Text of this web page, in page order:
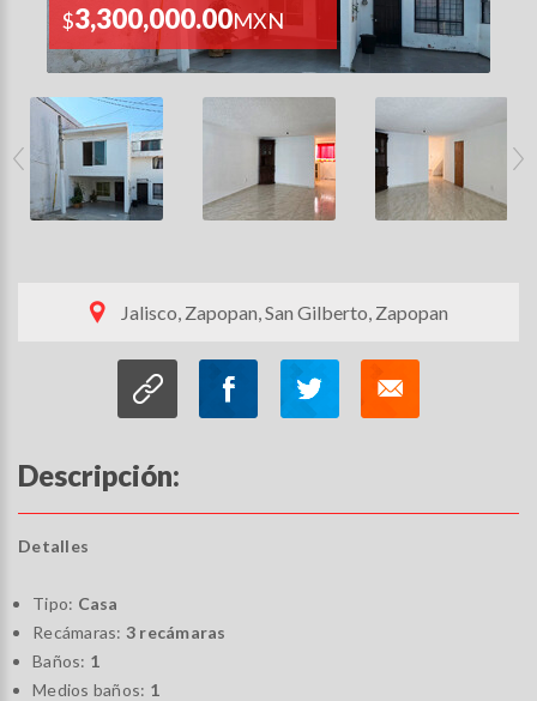
$3,300,000.00MXN
Jalisco, Zapopan, San Gilberto, Zapopan
Descripción:
Detalles
Tipo: Casa
Recámaras: 3 recámaras
Baños: 1
Medios baños: 1